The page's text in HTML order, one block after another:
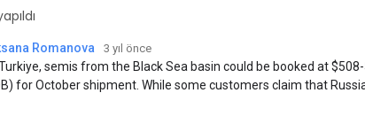
Romanova 3 yıl önce
Turkiye, semis from the Black Sea basin could be booked at
for October shipment. While some customers claim that